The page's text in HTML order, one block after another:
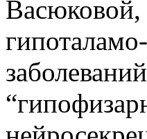
Васюковой,